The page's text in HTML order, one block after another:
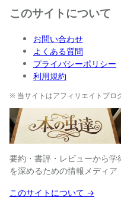
このサイトについて
お問い合わせ
よくある質問
プライバシーポリシー
利用規約
※ 当サイトはアフィリエイトプロ
要約・書評・レビューから
を深めるための情報メディア
このサイトについて →